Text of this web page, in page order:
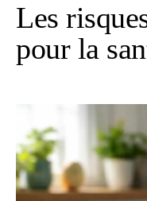
Les
pour la